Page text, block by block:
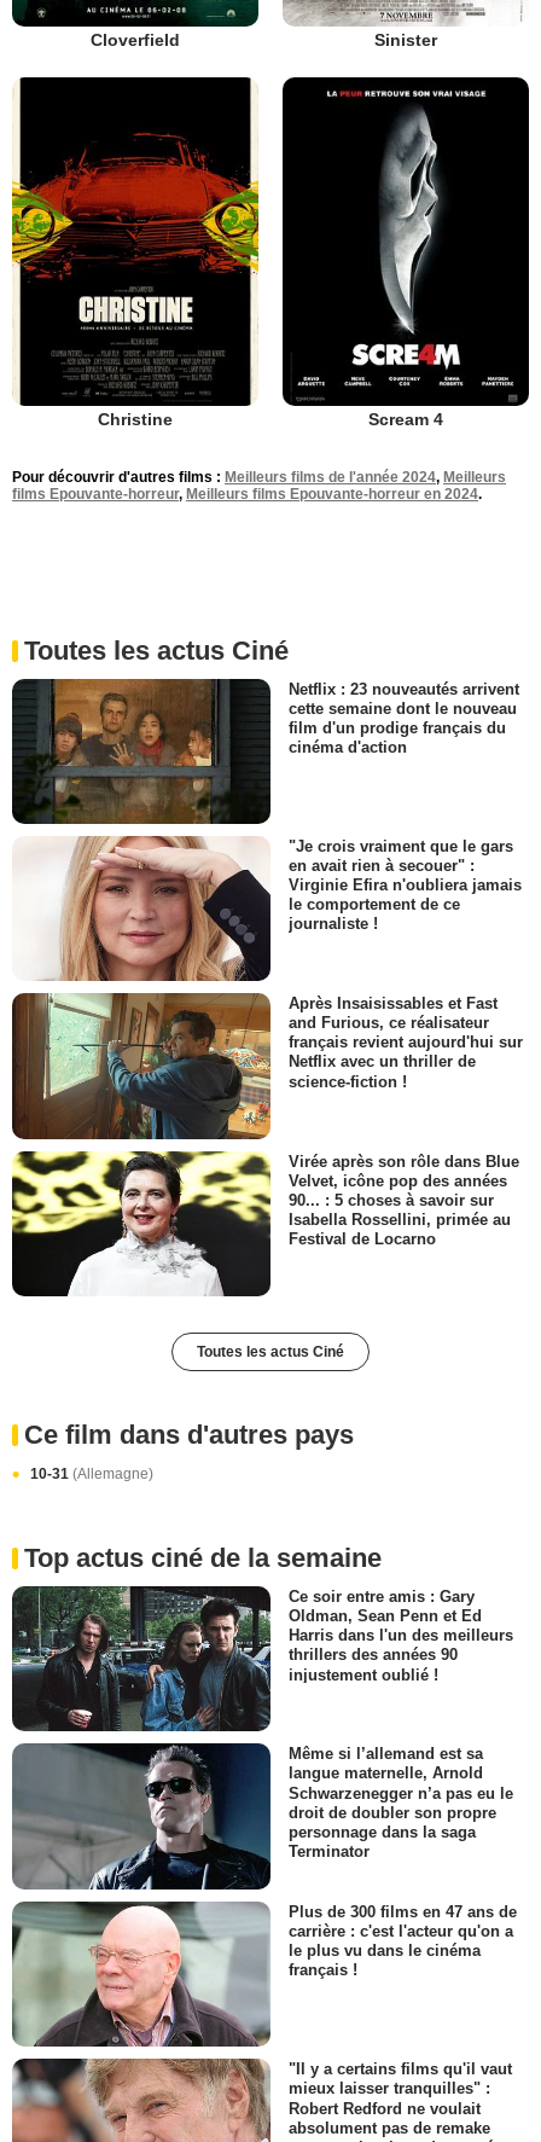
Cloverfield Sinister
Christine Scream 4
Pour découvrir d'autres films : Meilleurs films de l'année 2024, Meilleurs
films Epouvante-horreur, Meilleurs films Epouvante-horreur en 2024.
Toutes les actus Ciné
Netflix : 23 nouveautés arrivent
cette semaine dont le nouveau
film d'un prodige français du
cinéma d'action
"Je crois vraiment que le gars
en avait rien à secouer" :
Virginie Efira n'oubliera jamais
le comportement de ce
journaliste !
Après Insaisissables et Fast
and Furious, ce réalisateur
français revient aujourd'hui sur
Netflix avec un thriller de
science-fiction !
Virée après son rôle dans Blue
Velvet, icône pop des années
90... : 5 choses à savoir sur
Isabella Rossellini, primée au
Festival de Locarno
Toutes les actus Ciné
Ce film dans d'autres pays
10-31 (Allemagne)
Top actus ciné de la semaine
Ce soir entre amis : Gary
Oldman, Sean Penn et Ed
Harris dans l'un des meilleurs
thrillers des années 90
injustement oublié !
Même si l’allemand est sa
langue maternelle, Arnold
Schwarzenegger n’a pas eu le
droit de doubler son propre
personnage dans la saga
Terminator
Plus de 300 films en 47 ans de
carrière : c'est l'acteur qu'on a
le plus vu dans le cinéma
français !
"Il y a certains films qu'il vaut
mieux laisser tranquilles" :
Robert Redford ne voulait
absolument pas de remake